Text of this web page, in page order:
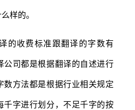
样的。
收费标准跟翻译的字数有
公司都是根据翻译的自述进行
数方法都是根据行业相关规定
千字进行划分，不足千字的按